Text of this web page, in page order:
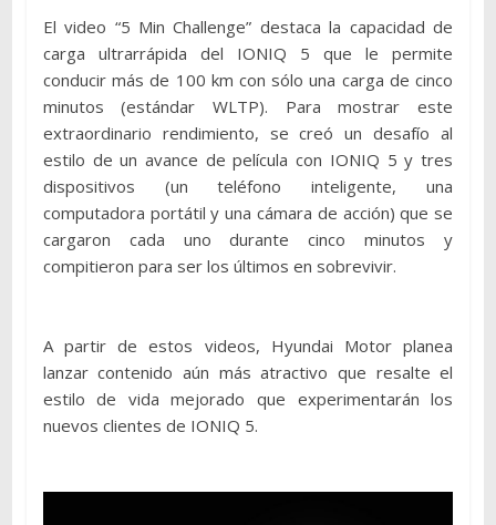
El video “5 Min Challenge” destaca la capacidad de
carga ultrarrápida del IONIQ 5 que le permite
conducir más de 100 km con sólo una carga de cinco
minutos (estándar WLTP). Para mostrar este
extraordinario rendimiento, se creó un desafío al
estilo de un avance de película con IONIQ 5 y tres
dispositivos (un teléfono inteligente, una
computadora portátil y una cámara de acción) que se
cargaron cada uno durante cinco minutos y
compitieron para ser los últimos en sobrevivir.
A partir de estos videos, Hyundai Motor planea
lanzar contenido aún más atractivo que resalte el
estilo de vida mejorado que experimentarán los
nuevos clientes de IONIQ 5.